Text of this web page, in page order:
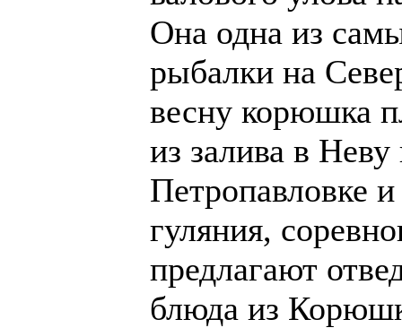
Она одна из
рыбалки на
весну корюшка
из залива в
Петропавловке
гуляния,
предлагают
блюда из